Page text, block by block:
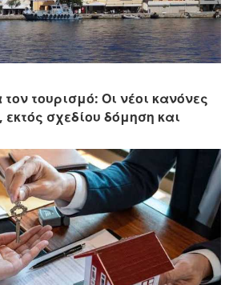
τουρισμό: Οι νέοι κανόνες
εκτός σχεδίου δόμηση και